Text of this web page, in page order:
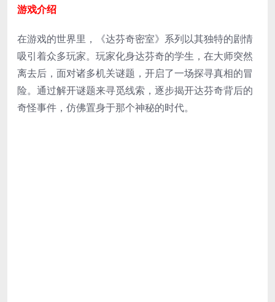
游戏介绍
在游戏的世界里，《达芬奇密室》系列以其独特的剧情
吸引着众多玩家。玩家化身达芬奇的学生，在大师突然
离去后，面对诸多机关谜题，开启了一场探寻真相的冒
险。通过解开谜题来寻觅线索，逐步揭开达芬奇背后的
奇怪事件，仿佛置身于那个神秘的时代。